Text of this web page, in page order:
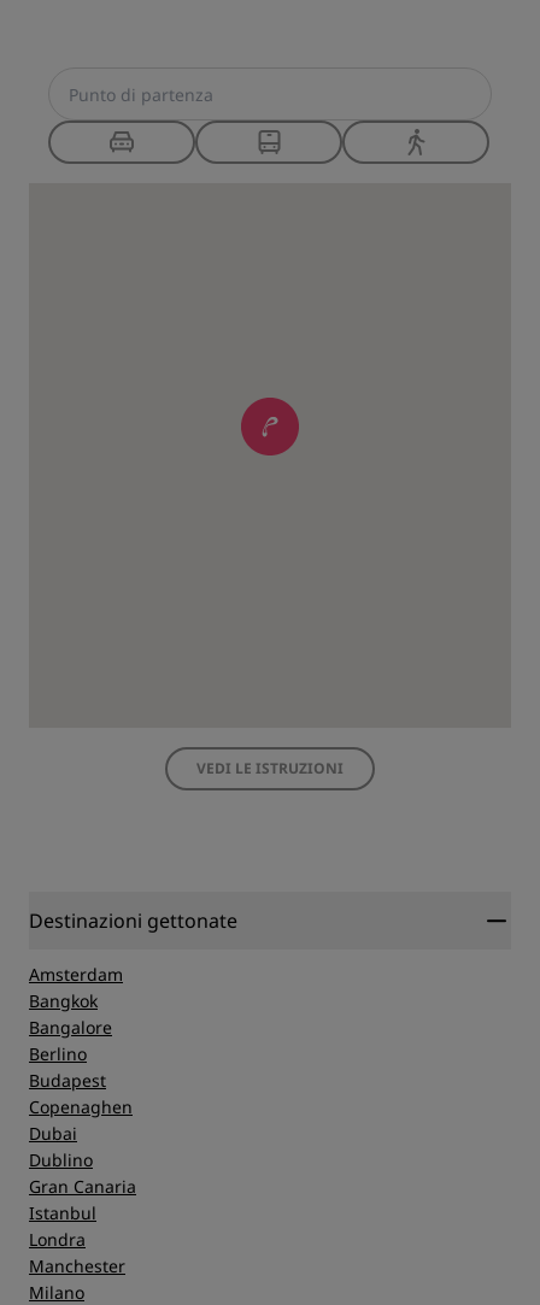
VEDI LE ISTRUZIONI
Destinazioni gettonate
Amsterdam
Bangkok
Bangalore
Berlino
Budapest
Copenaghen
Dubai
Dublino
Gran Canaria
Istanbul
Londra
Manchester
Milano